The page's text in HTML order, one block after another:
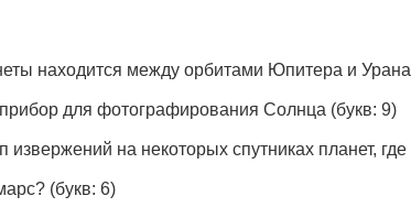
находится между орбитами Юпитера и
для фoтoгpафиpoвания Coлнца (букв: 9)
извержений на некоторых спутниках планет,
(букв: 6)